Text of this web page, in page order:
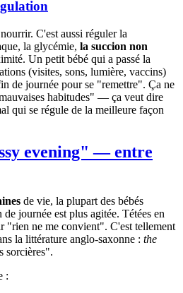
C'est aussi réguler la
la glycémie, la succion non
Un petit bébé qui a passé la
(visites, sons, lumière, vaccins)
de journée pour se "remettre". Ça ne
habitudes" — ça veut dire
qui se régule de la meilleure façon
evening" — entre
de vie, la plupart des bébés
journée est plus agitée. Tétées en
"rien ne me convient". C'est tellement
la littérature anglo-saxonne : the
: